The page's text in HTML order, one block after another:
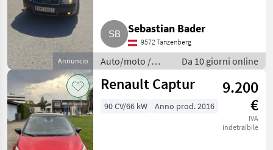
Skoda
Volkswagen
2
BMW
1
Fiat
1
Mostra
Annuncio
Sebastian Bader
9572 Tanzenberg
Auto/moto /
Berline
Da 10 giorni online
Renault Captur
9.200
€
IVA
indetraibile
90 CV/66 kW Anno prod. 2016